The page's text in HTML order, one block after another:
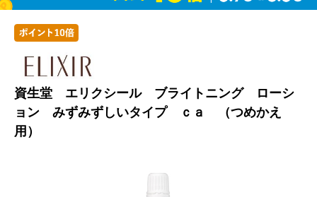
資生堂 エリクシール ブライトニング ローシ
ョン みずみずしいタイプ ｃａ （つめかえ
用）